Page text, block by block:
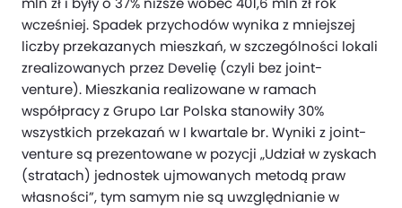
wcześniej. Spadek przychodów wynika z mniejszej
liczby przekazanych mieszkań, w szczególności lokali
zrealizowanych przez Develię (czyli bez joint-
venture). Mieszkania realizowane w ramach
współpracy z Grupo Lar Polska stanowiły 30%
wszystkich przekazań w I kwartale br. Wyniki z joint-
venture są prezentowane w pozycji „Udział w zyskach
(stratach) jednostek ujmowanych metodą praw
własności”, tym samym nie są uwzględnianie w